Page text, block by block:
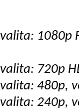
1080p
720p
480p,
240p,